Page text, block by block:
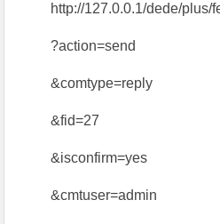
http://127.0.0.1/dede/plus/
?action=send
&comtype=reply
&fid=27
&isconfirm=yes
&cmtuser=admin